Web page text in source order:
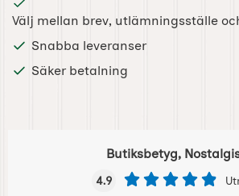
Välj mellan brev, utlämningsställe
Snabba leveranser
Säker betalning
Butiksbetyg,
4.9